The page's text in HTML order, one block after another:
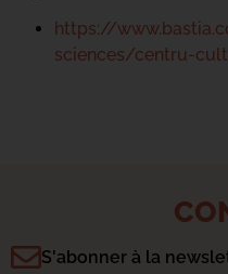
https://
sciences/centru-
S'abonner à la